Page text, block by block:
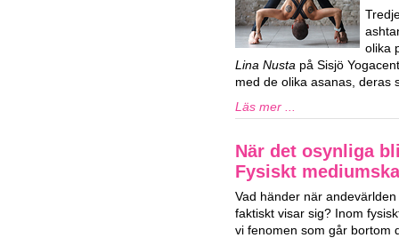
olika
Lina Nusta på Sisjö
med de olika asanas, deras
Läs mer ...
När det osynliga
Fysiskt
Vad händer när
faktiskt visar sig? Inom
vi fenomen som går bortom